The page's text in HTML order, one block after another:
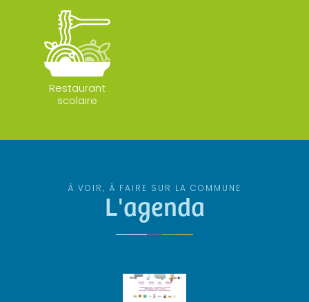
Restaurant
scolaire
À VOIR, À FAIRE SUR LA COMMUNE
L'agenda